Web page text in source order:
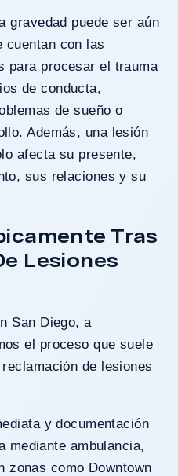
gravedad puede ser aún
cuentan con las
para procesar el trauma
de conducta,
de sueño o
Además, una lesión
afecta su presente,
sus relaciones y su
Tras
Lesiones
San Diego, a
el proceso que suele
de lesiones
mediante ambulancia,
zonas como Downtown